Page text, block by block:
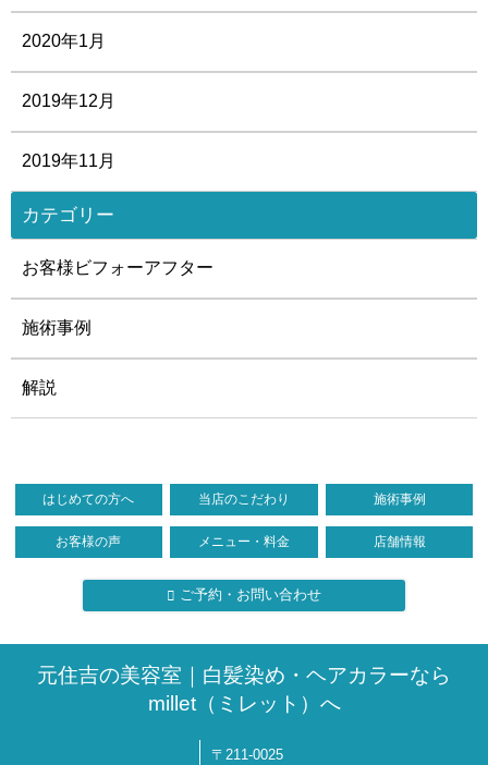
2020年1月
2019年12月
2019年11月
カテゴリー
お客様ビフォーアフター
施術事例
解説
はじめての方へ 当店のこだわり 施術事例
お客様の声 メニュー・料金 店舗情報
ご予約・お問い合わせ
元住吉の美容室｜白髪染め・ヘアカラーなら
millet（ミレット）へ
〒211-0025